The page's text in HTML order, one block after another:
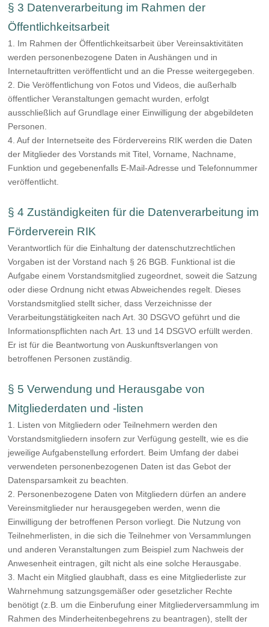
§ 3 Datenverarbeitung im Rahmen der
Öffentlichkeitsarbeit
1. Im Rahmen der Öffentlichkeitsarbeit über Vereinsaktivitäten
werden personenbezogene Daten in Aushängen und in
Internetauftritten veröffentlicht und an die Presse weitergegeben.
2. Die Veröffentlichung von Fotos und Videos, die außerhalb
öffentlicher Veranstaltungen gemacht wurden, erfolgt
ausschließlich auf Grundlage einer Einwilligung der abgebildeten
Personen.
4. Auf der Internetseite des Fördervereins RIK werden die Daten
der Mitglieder des Vorstands mit Titel, Vorname, Nachname,
Funktion und gegebenenfalls E-Mail-Adresse und Telefonnummer
veröffentlicht.
§ 4 Zuständigkeiten für die Datenverarbeitung im
Förderverein RIK
Verantwortlich für die Einhaltung der datenschutzrechtlichen
Vorgaben ist der Vorstand nach § 26 BGB. Funktional ist die
Aufgabe einem Vorstandsmitglied zugeordnet, soweit die Satzung
oder diese Ordnung nicht etwas Abweichendes regelt. Dieses
Vorstandsmitglied stellt sicher, dass Verzeichnisse der
Verarbeitungstätigkeiten nach Art. 30 DSGVO geführt und die
Informationspflichten nach Art. 13 und 14 DSGVO erfüllt werden.
Er ist für die Beantwortung von Auskunftsverlangen von
betroffenen Personen zuständig.
§ 5 Verwendung und Herausgabe von
Mitgliederdaten und -listen
1. Listen von Mitgliedern oder Teilnehmern werden den
Vorstandsmitgliedern insofern zur Verfügung gestellt, wie es die
jeweilige Aufgabenstellung erfordert. Beim Umfang der dabei
verwendeten personenbezogenen Daten ist das Gebot der
Datensparsamkeit zu beachten.
2. Personenbezogene Daten von Mitgliedern dürfen an andere
Vereinsmitglieder nur herausgegeben werden, wenn die
Einwilligung der betroffenen Person vorliegt. Die Nutzung von
Teilnehmerlisten, in die sich die Teilnehmer von Versammlungen
und anderen Veranstaltungen zum Beispiel zum Nachweis der
Anwesenheit eintragen, gilt nicht als eine solche Herausgabe.
3. Macht ein Mitglied glaubhaft, dass es eine Mitgliederliste zur
Wahrnehmung satzungsgemäßer oder gesetzlicher Rechte
benötigt (z.B. um die Einberufung einer Mitgliederversammlung im
Rahmen des Minderheitenbegehrens zu beantragen), stellt der